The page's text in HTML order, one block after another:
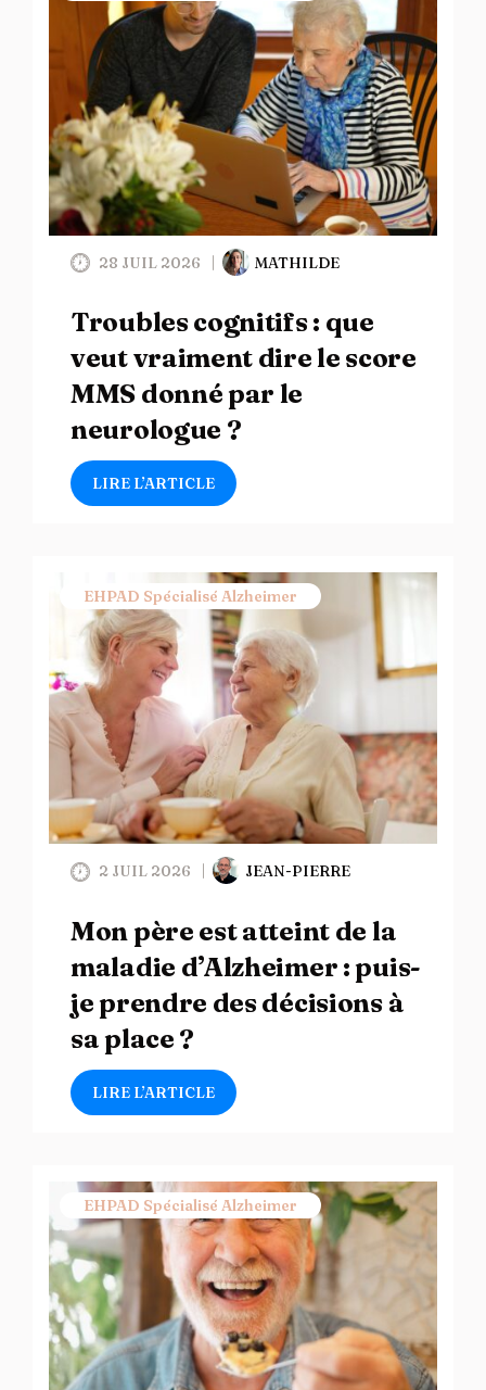
28 JUIL 2026 MATHILDE
Troubles cognitifs : que
veut vraiment dire le score
MMS donné par le
neurologue ?
LIRE L’ARTICLE
EHPAD Spécialisé Alzheimer
2 JUIL 2026 JEAN-PIERRE
Mon père est atteint de la
maladie d’Alzheimer : puis-
je prendre des décisions à
sa place ?
LIRE L’ARTICLE
EHPAD Spécialisé Alzheimer